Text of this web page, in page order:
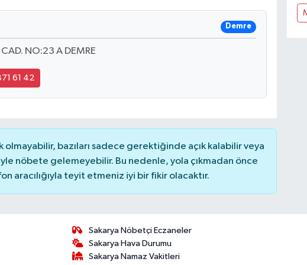
Demre
NO:23 A DEMRE
61 42
olmayabilir, bazıları sadece gerektiğinde açık kalabilir veya
nöbete gelemeyebilir. Bu nedenle, yola çıkmadan önce
aracılığıyla teyit etmeniz iyi bir fikir olacaktır.
Sakarya Nöbetçi Eczaneler
Sakarya Hava Durumu
Sakarya Namaz Vakitleri